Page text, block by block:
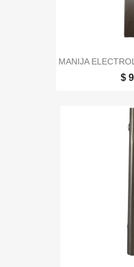
MANIJA
$